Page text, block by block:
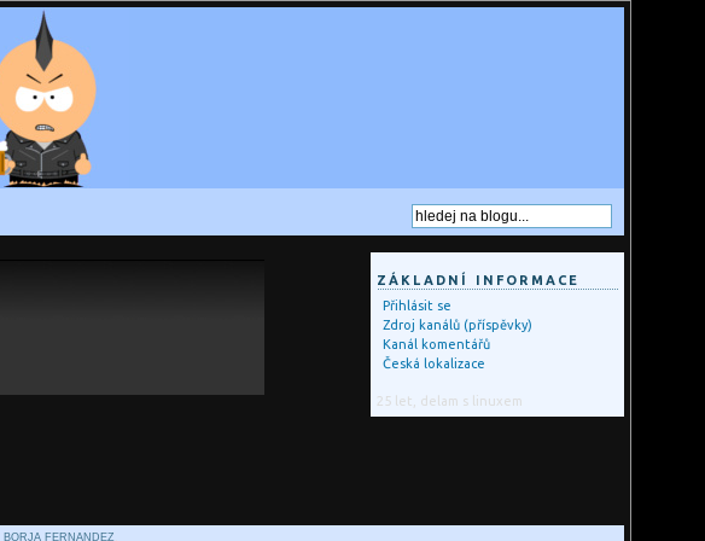
ZÁKLADNÍ INFORMACE
Přihlásit se
Zdroj kanálů (příspěvky)
Kanál komentářů
Česká lokalizace
25 let, delam s linuxem
BORJA FERNANDEZ